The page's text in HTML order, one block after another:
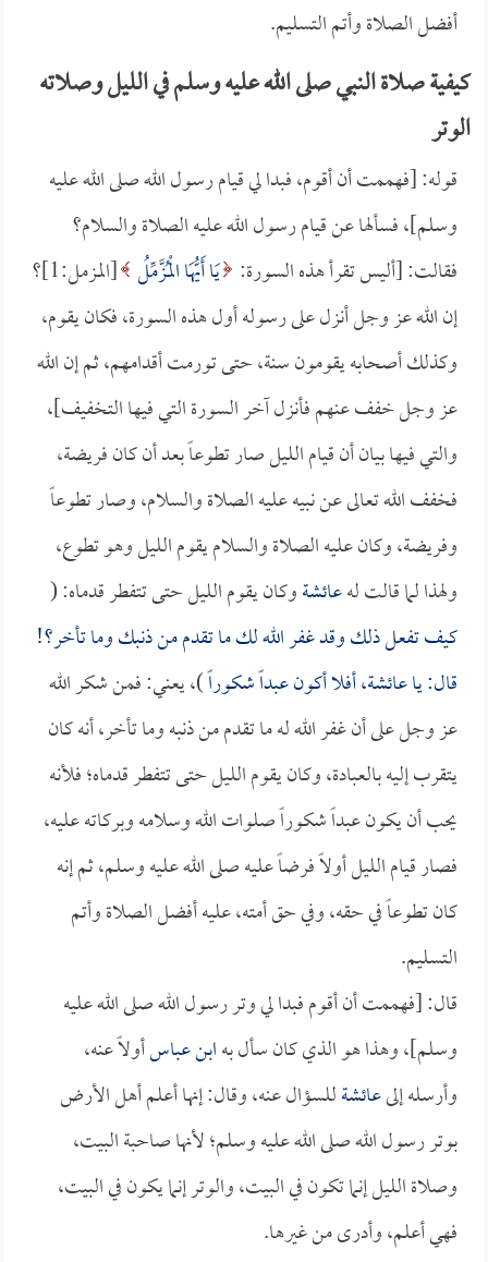
أفضل الصلاة وأتم التسليم.
كيفية صلاة النبي صلى الله عليه وسلم في الليل وصلاته
الوتر
قوله: [فهممت أن أقوم، فبدا لي قيام رسول الله صلى الله عليه
وسلم]، فسألها عن قيام رسول الله عليه الصلاة والسلام؟
فقالت: [أليس تقرأ هذه السورة: يَا أَيُّهَا الْمُزَّمِّلُ
[المزمل:1]؟
إن الله عز وجل أنزل على رسوله أول هذه السورة، فكان يقوم،
وكذلك أصحابه يقومون سنة، حتى تورمت أقدامهم، ثم إن الله
عز وجل خفف عنهم فأنزل آخر السورة التي فيها التخفيف]،
والتي فيها بيان أن قيام الليل صار تطوعاً بعد أن كان فريضة،
فخفف الله تعالى عن نبيه عليه الصلاة والسلام، وصار تطوعاً
وفريضة، وكان عليه الصلاة والسلام يقوم الليل وهو تطوع،
ولهذا لما قالت لهعائشةوكان يقوم الليل حتى تتفطر قدماه: (
كيف تفعل ذلك وقد غفر الله لك ما تقدم من ذنبك وما تأخر؟!
قال: ياعائشة، أفلا أكون عبداً شكوراً)، يعني: فمن شكر الله
عز وجل على أن غفر الله له ما تقدم من ذنبه وما تأخر، أنه كان
يتقرب إليه بالعبادة، وكان يقوم الليل حتى تتفطر قدماه؛ فلأنه
يحب أن يكون عبداً شكوراً صلوات الله وسلامه وبركاته عليه،
فصار قيام الليل أولاً فرضاً عليه صلى الله عليه وسلم، ثم إنه
كان تطوعاً في حقه، وفي حق أمته، عليه أفضل الصلاة وأتم
التسليم.
قال: [فهممت أن أقوم فبدا لي وتر رسول الله صلى الله عليه
وسلم]، وهذا هو الذي كان سأل بهابن عباسأولاً عنه،
وأرسله إلىعائشةللسؤال عنه، وقال: إنها أعلم أهل الأرض
بوتر رسول الله صلى الله عليه وسلم؛ لأنها صاحبة البيت،
وصلاة الليل إنما تكون في البيت، والوتر إنما يكون في البيت،
فهي أعلم، وأدرى من غيرها.